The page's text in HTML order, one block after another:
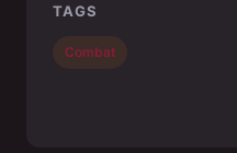
TAGS
Combat